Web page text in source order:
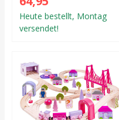
Heute bestellt, Montag
versendet!